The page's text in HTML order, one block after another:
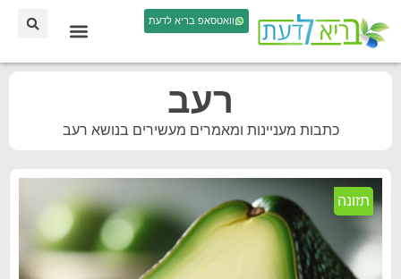
וואטסאפ בריא לדעת
רעב
כתבות מעניינות ומאמרים מעשירים בנושא רעב
תזונה